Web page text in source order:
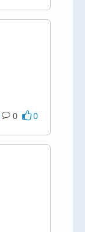
0 0